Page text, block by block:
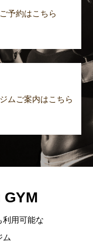
ご予約はこちら
ジムご案内はこちら
利用可能な
ム